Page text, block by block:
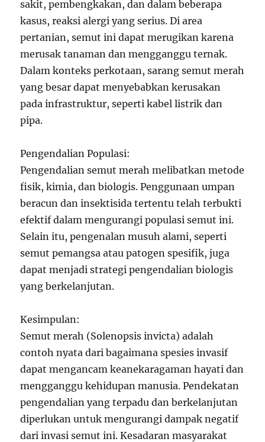
sakit, pembengkakan, dan dalam beberapa
kasus, reaksi alergi yang serius. Di area
pertanian, semut ini dapat merugikan karena
merusak tanaman dan mengganggu ternak.
Dalam konteks perkotaan, sarang semut merah
yang besar dapat menyebabkan kerusakan
pada infrastruktur, seperti kabel listrik dan
pipa.
Pengendalian Populasi:
Pengendalian semut merah melibatkan metode
fisik, kimia, dan biologis. Penggunaan umpan
beracun dan insektisida tertentu telah terbukti
efektif dalam mengurangi populasi semut ini.
Selain itu, pengenalan musuh alami, seperti
semut pemangsa atau patogen spesifik, juga
dapat menjadi strategi pengendalian biologis
yang berkelanjutan.
Kesimpulan:
Semut merah (Solenopsis invicta) adalah
contoh nyata dari bagaimana spesies invasif
dapat mengancam keanekaragaman hayati dan
mengganggu kehidupan manusia. Pendekatan
pengendalian yang terpadu dan berkelanjutan
diperlukan untuk mengurangi dampak negatif
dari invasi semut ini. Kesadaran masyarakat